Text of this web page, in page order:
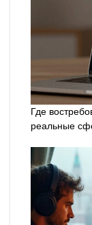
Где
реальные